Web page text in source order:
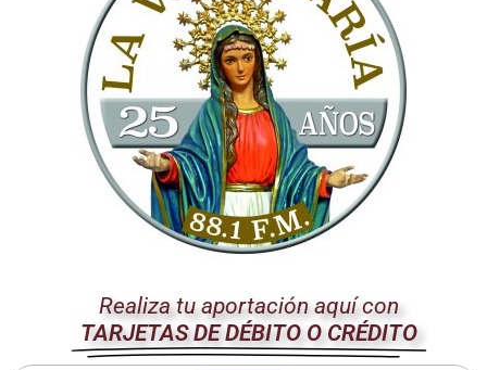
Evangelio en todos los ámbitos de la vida pública y
Se destacó la importancia de lafe
como motor de cambio
positivo y como fuente de fortaleza ante los desafíos
contemporáneos. El Santo Padre reiteró su compromiso
con la promoción de la paz, la justicia y la dignidad
humana, pilares esenciales del mensaje cristiano.
La Iglesia Católica: Un Faro
El encuentro con el Embajador Hackett es un claro reflejo
del papel de laIglesia Católicacomo actor global,
Realiza tu aportación aquí con
TARJETAS DE DÉBITO O CRÉDITO